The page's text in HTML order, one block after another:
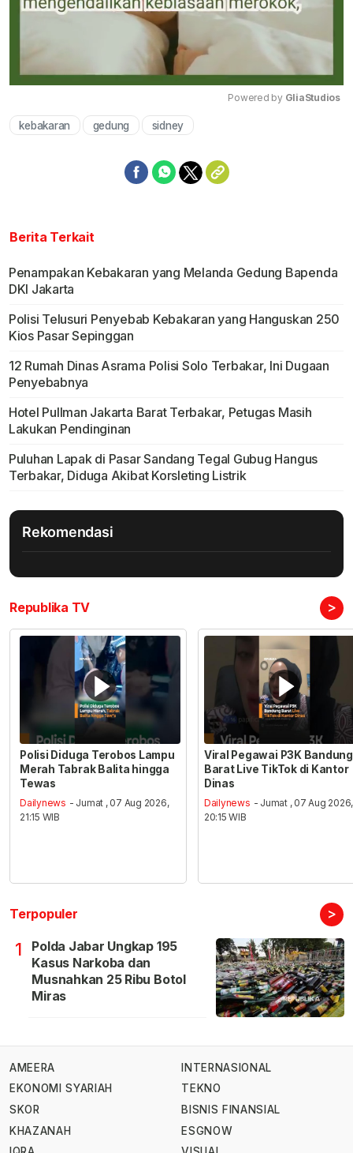
Powered by GliaStudios
kebakaran gedung sidney
Berita Terkait
Penampakan Kebakaran yang Melanda Gedung Bapenda
DKI Jakarta
Polisi Telusuri Penyebab Kebakaran yang Hanguskan 250
Kios Pasar Sepinggan
12 Rumah Dinas Asrama Polisi Solo Terbakar, Ini Dugaan
Penyebabnya
Hotel Pullman Jakarta Barat Terbakar, Petugas Masih
Lakukan Pendinginan
Puluhan Lapak di Pasar Sandang Tegal Gubug Hangus
Terbakar, Diduga Akibat Korsleting Listrik
Rekomendasi
Republika TV >
Polisi Diduga Terobos Lampu
Merah Tabrak Balita hingga
Tewas
Dailynews - Jumat , 07 Aug 2026,
21:15 WIB
Viral Pegawai P3K Bandung
Barat Live TikTok di Kantor
Dinas
Dailynews - Jumat , 07 Aug 2026,
20:15 WIB
Terpopuler >
1
Polda Jabar Ungkap 195
Kasus Narkoba dan
Musnahkan 25 Ribu Botol
Miras
AMEERA
EKONOMI SYARIAH
SKOR
KHAZANAH
INTERNASIONAL
TEKNO
BISNIS FINANSIAL
ESGNOW